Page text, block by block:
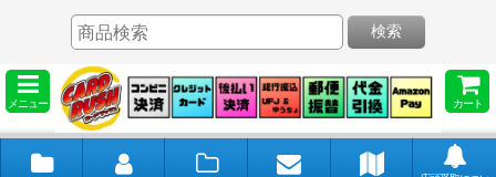
メニュー カート
検索